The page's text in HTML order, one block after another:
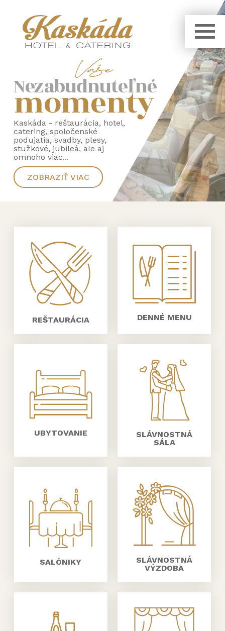
Nezabudnuteľné
momenty
Kaskáda - reštaurácia, hotel,
catering, spoločenské
podujatia, svadby, plesy,
stužkové, jubileá, ale aj
omnoho viac...
ZOBRAZIŤ VIAC
REŠTAURÁCIA DENNÉ MENU
UBYTOVANIE
SLÁVNOSTNÁ
SÁLA
SALÓNIKY
SLÁVNOSTNÁ
VÝZDOBA